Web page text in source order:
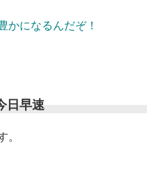
かになるんだぞ！
日早速